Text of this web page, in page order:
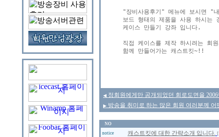
"장비사용후기" 메뉴에 보시면 "
보드 형태의 제품을 사용 하시는
케이스 만들기 강좌 입니다.
직접 케이스를 제작 하시려는 회
함께 만들어가는 캐스트킷~!!
◀ 정회원에게만 공개되었던 회로도면을
▶ 방송을 취미로 하는 많은 회원 여러분께
NO
notice
캐스트킷에 대한 간략소개 입니다.